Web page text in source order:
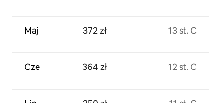
Maj
Cze
372 zł
364 zł
13 st. C
12 st. C